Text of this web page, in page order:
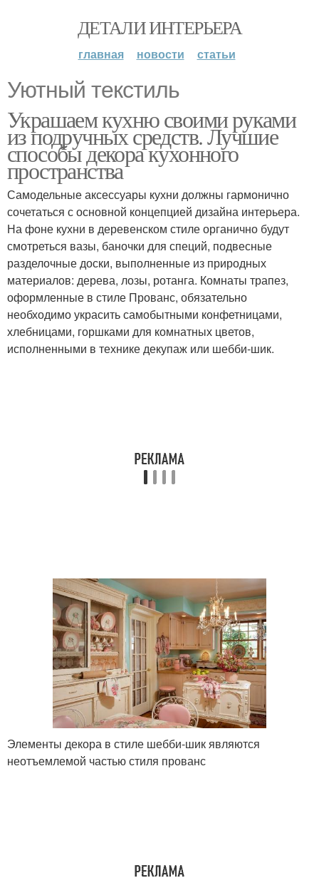
ДЕТАЛИ ИНТЕРЬЕРА
главная новости статьи
Уютный текстиль
Украшаем кухню своими руками
из подручных средств. Лучшие
способы декора кухонного
пространства
Самодельные аксессуары кухни должны гармонично
сочетаться с основной концепцией дизайна интерьера.
На фоне кухни в деревенском стиле органично будут
смотреться вазы, баночки для специй, подвесные
разделочные доски, выполненные из природных
материалов: дерева, лозы, ротанга. Комнаты трапез,
оформленные в стиле Прованс, обязательно
необходимо украсить самобытными конфетницами,
хлебницами, горшками для комнатных цветов,
исполненными в технике декупаж или шебби-шик.
Элементы декора в стиле шебби-шик являются
неотъемлемой частью стиля прованс